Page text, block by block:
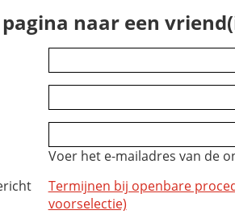
naar een
Voer het e-mailadres van de
Termijnen bij openbare
voorselectie)